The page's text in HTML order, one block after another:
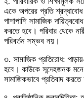
একে অপরের প্রতি শ্রদ্ধাবোধ
পাশাপাশি সামাজিক
করতে হবে। পরিবার থেকে
পরিবর্তন সম্ভব নয়।
​৩. সামাজিক প্রতিরোধ:
হবে। কাউকে সন্দেহজনক
সামাজিকভাবে প্রতিবাদ